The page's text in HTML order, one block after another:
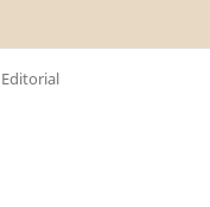
Editorial